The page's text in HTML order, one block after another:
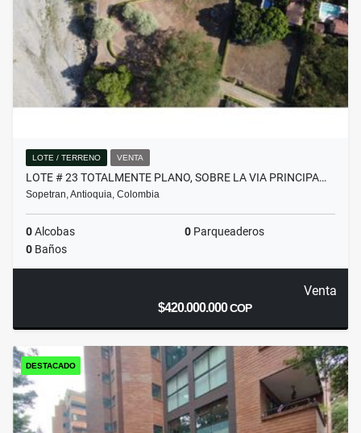
LOTE / TERRENO VENTA
LOTE # 23 TOTALMENTE PLANO, SOBRE LA VIA PRINCIPA…
Sopetran, Antioquia, Colombia
0Alcobas 0 Parqueaderos
0 Baños
Venta
$420.000.000COP
DESTACADO